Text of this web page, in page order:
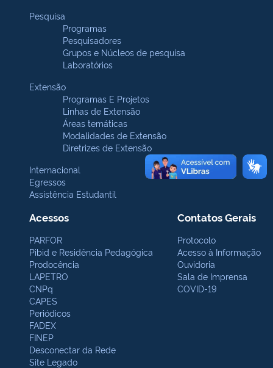
Pesquisa
Programas
Pesquisadores
Grupos e Núcleos de pesquisa
Laboratórios
Extensão
Programas E Projetos
Linhas de Extensão
Áreas temáticas
Modalidades de Extensão
Diretrizes de Extensão
Internacional
Egressos
Assistência Estudantil
Acessos
PARFOR
Pibid e Residência Pedagógica
Prodocência
LAPETRO
CNPq
CAPES
Periódicos
FADEX
FINEP
Desconectar da Rede
Site Legado
Contatos Gerais
Protocolo
Acesso à Informação
Ouvidoria
Sala de Imprensa
COVID-19